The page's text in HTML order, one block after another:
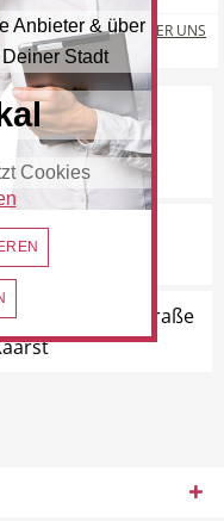
Freizeit
MEHR ÜBER UNS
17, 41569
45, 41569
Genscher-Straße
Anbieter & über
Stadt
Cookies